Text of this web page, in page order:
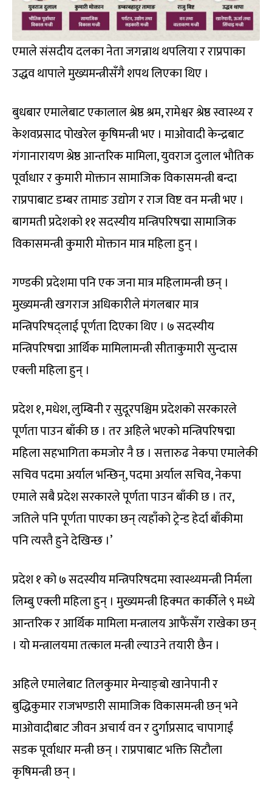
एमाले संसदीय दलका नेता जगन्नाथ थपलिया र राप्रपाका
उद्धव थापाले मुख्यमन्त्रीसँगै शपथ लिएका थिए ।
बुधबार एमालेबाट एकालाल श्रेष्ठ श्रम, रामेश्वर श्रेष्ठ स्वास्थ्य र
केशवप्रसाद पोखरेल कृषिमन्त्री भए । माओवादी केन्द्रबाट
गंगानारायण श्रेष्ठ आन्तरिक मामिला, युवराज दुलाल भौतिक
पूर्वाधार र कुमारी मोक्तान सामाजिक विकासमन्त्री बन्दा
राप्रपाबाट डम्बर तामाङ उद्योग र राज विष्ट वन मन्त्री भए ।
बागमती प्रदेशको ११ सदस्यीय मन्त्रिपरिषद्मा सामाजिक
विकासमन्त्री कुमारी मोक्तान मात्र महिला हुन् ।
गण्डकी प्रदेशमा पनि एक जना मात्र महिलामन्त्री छन् ।
मुख्यमन्त्री खगराज अधिकारीले मंगलबार मात्र
मन्त्रिपरिषद्लाई पूर्णता दिएका थिए । ७ सदस्यीय
मन्त्रिपरिषद्मा आर्थिक मामिलामन्त्री सीताकुमारी सुन्दास
एक्ली महिला हुन् ।
प्रदेश १, मधेश, लुम्बिनी र सुदूरपश्चिम प्रदेशको सरकारले
पूर्णता पाउन बाँकी छ । तर अहिले भएको मन्त्रिपरिषद्मा
महिला सहभागिता कमजोर नै छ । सत्तारुढ नेकपा एमालेकी
सचिव पदमा अर्याल भन्छिन्, पदमा अर्याल सचिव, नेकपा
एमाले सबै प्रदेश सरकारले पूर्णता पाउन बाँकी छ । तर,
जतिले पनि पूर्णता पाएका छन् त्यहाँको ट्रेन्ड हेर्दा बाँकीमा
पनि त्यस्तै हुने देखिन्छ ।’
प्रदेश १ को ७ सदस्यीय मन्त्रिपरिषदमा स्वास्थ्यमन्त्री निर्मला
लिम्बु एक्ली महिला हुन् । मुख्यमन्त्री हिक्मत कार्कीेले ९ मध्ये
आन्तरिक र आर्थिक मामिला मन्त्रालय आफैंसँग राखेका छन्
। यो मन्त्रालयमा तत्काल मन्त्री ल्याउने तयारी छैन ।
अहिले एमालेबाट तिलकुमार मेन्याङ्बो खानेपानी र
बुद्धिकुमार राजभण्डारी सामाजिक विकासमन्त्री छन् भने
माओवादीबाट जीवन अचार्य वन र दुर्गाप्रसाद चापागाईं
सडक पूर्वाधार मन्त्री छन् । राप्रपाबाट भक्ति सिटौला
कृषिमन्त्री छन् ।